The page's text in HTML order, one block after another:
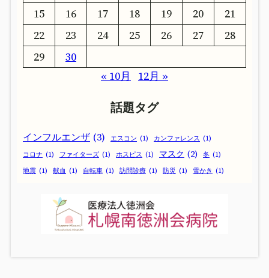
15
16 17 18 19 20
21
22
23 24 25 26 27
28
29
30
« 10月
12月 »
話題タグ
インフルエンザ (3) エスコン (1) カンファレンス (1)
コロナ (1) ファイターズ (1) ホスピス (1) マスク (2) 冬 (1)
地震 (1) 献血 (1) 自転車 (1) 訪問診療 (1) 防災 (1) 雪かき (1)